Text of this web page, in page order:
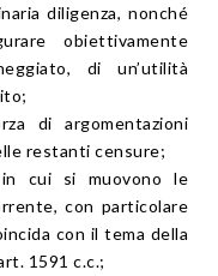
diligenza, nonché
obiettivamente
di un’utilità
di argomentazioni
restanti censure;
in cui si muovono le
con particolare
con il tema della
1591 c.c.;